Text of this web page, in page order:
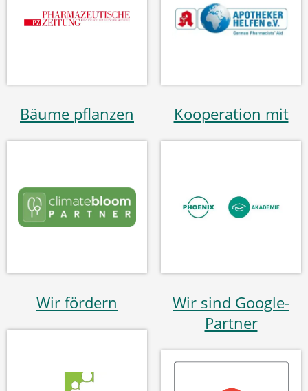
Bäume pflanzen Kooperation mit
Wir fördern
Wir sind Google-
Partner